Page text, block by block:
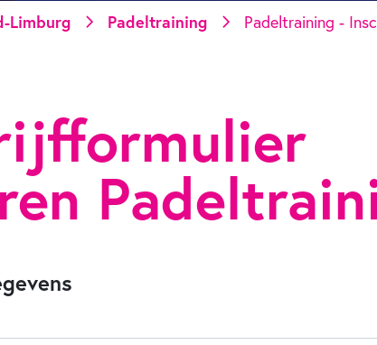
Limburg Padeltraining Padeltraining -